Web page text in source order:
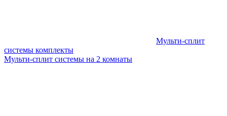
Мульти-сплит
системы комплекты
Мульти-сплит системы на 2 комнаты